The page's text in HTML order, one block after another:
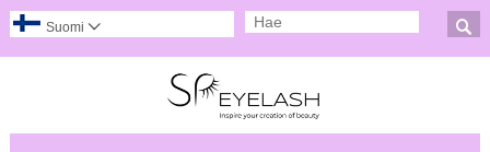

Suomi 